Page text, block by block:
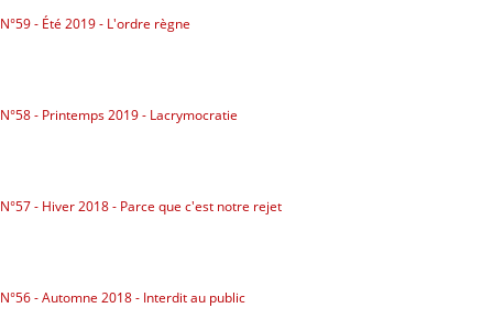
N°59 - Été 2019 - L'ordre règne
N°58 - Printemps 2019 - Lacrymocratie
N°57 - Hiver 2018 - Parce que c'est notre rejet
N°56 - Automne 2018 - Interdit au public